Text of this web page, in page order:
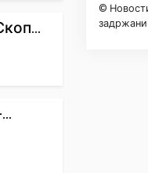
©
задржани